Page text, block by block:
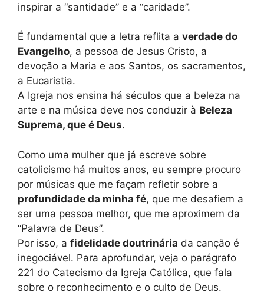
inspirar a “santidade” e a “caridade”.
É fundamental que a letra reflita a verdade do
Evangelho, a pessoa de Jesus Cristo, a
devoção a Maria e aos Santos, os sacramentos,
a Eucaristia.
A Igreja nos ensina há séculos que a beleza na
arte e na música deve nos conduzir à Beleza
Suprema, que é Deus.
Como uma mulher que já escreve sobre
catolicismo há muitos anos, eu sempre procuro
por músicas que me façam refletir sobre a
profundidade da minha fé, que me desafiem a
ser uma pessoa melhor, que me aproximem da
“Palavra de Deus”.
Por isso, a fidelidade doutrinária da canção é
inegociável. Para aprofundar, veja o parágrafo
221 do Catecismo da Igreja Católica, que fala
sobre o reconhecimento e o culto de Deus.